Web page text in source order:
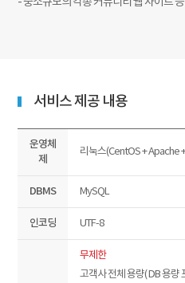
서비스 제공 내용
운영체
제
리눅스(CentOS + Apache
DBMS MySQL
인코딩 UTF-8
무제한
고객사 전체 용량( DB 용량